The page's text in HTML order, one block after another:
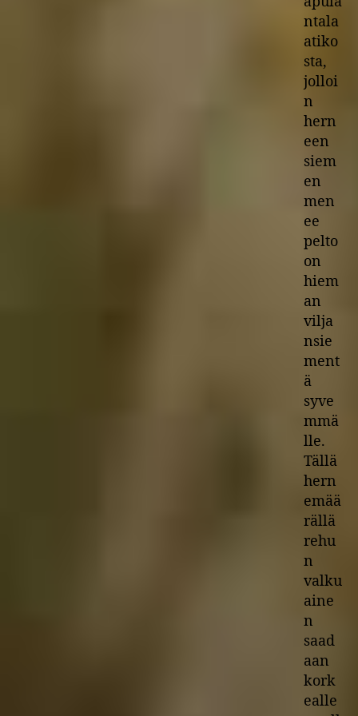
ntala
atiko
sta,
jolloi
n
hern
een
siem
en
men
ee
pelto
on
hiem
an
vilja
nsie
ment
ä
syve
mmä
lle.
Tällä
hern
emää
rällä
rehu
n
valku
aine
n
saad
aan
kork
ealle